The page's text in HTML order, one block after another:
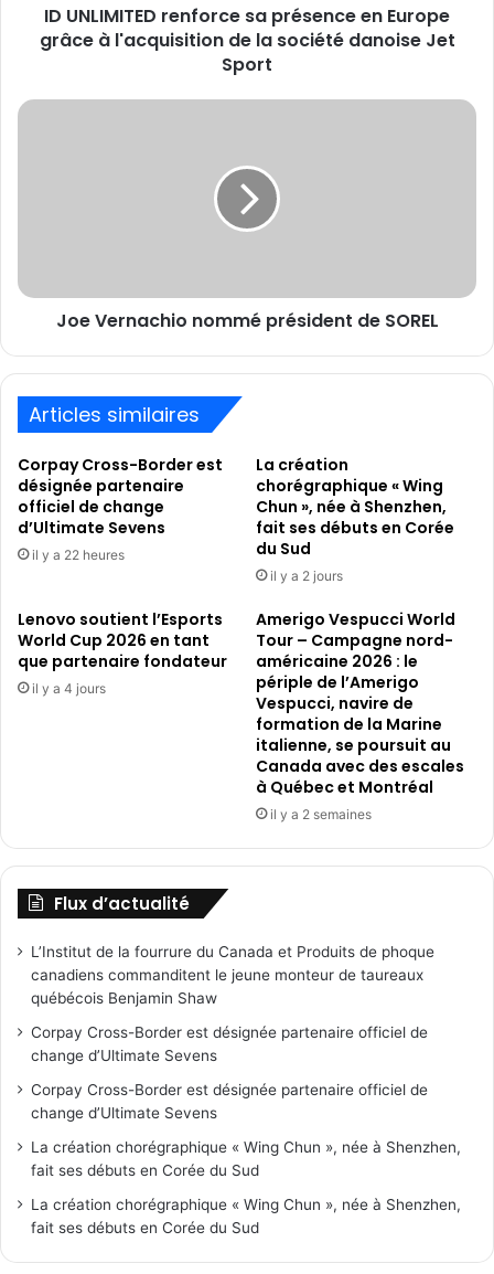
l'acquisition
danoise
ID UNLIMITED renforce sa présence en Europe
grâce à l'acquisition de la société danoise Jet
Sport
Joe
Joe Vernachio nommé président de SOREL
Articles similaires
Corpay Cross-Border est
désignée partenaire
officiel de change
d’Ultimate Sevens
il y a 22 heures
La création
chorégraphique « Wing
Chun », née à Shenzhen,
fait ses débuts en Corée
du Sud
il y a 2 jours
Lenovo soutient l’Esports
World Cup 2026 en tant
que partenaire fondateur
il y a 4 jours
Amerigo Vespucci World
Tour – Campagne nord-
américaine 2026 : le
périple de l’Amerigo
Vespucci, navire de
formation de la Marine
italienne, se poursuit au
Canada avec des escales
à Québec et Montréal
il y a 2 semaines
Flux d’actualité
L’Institut de la fourrure du Canada et Produits de phoque
canadiens commanditent le jeune monteur de taureaux
québécois Benjamin Shaw
Corpay Cross-Border est désignée partenaire officiel de
change d’Ultimate Sevens
Corpay Cross-Border est désignée partenaire officiel de
change d’Ultimate Sevens
La création chorégraphique « Wing Chun », née à Shenzhen,
fait ses débuts en Corée du Sud
La création chorégraphique « Wing Chun », née à Shenzhen,
fait ses débuts en Corée du Sud